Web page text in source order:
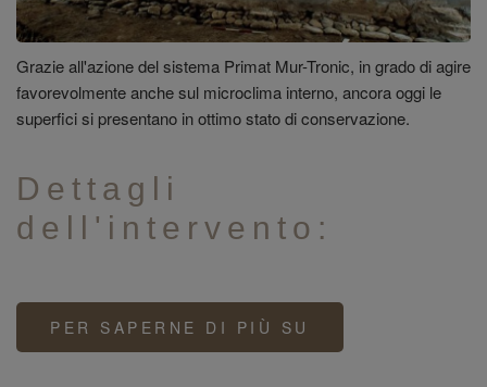
Grazie all'azione del sistema Primat Mur-Tronic, in grado di agire
favorevolmente anche sul microclima interno, ancora oggi le
superfici si presentano in ottimo stato di conservazione.
Dettagli
dell'intervento:
PER SAPERNE DI PIÙ SU
DELLA
MADONNA